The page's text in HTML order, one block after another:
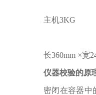
主机3KG
长360mm ×宽
仪器校验的原
密闭在容器中